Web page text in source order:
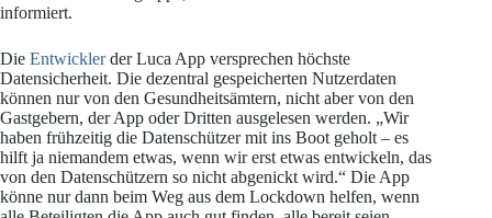
informiert.
Die Entwicklerder Luca App versprechen höchste
Datensicherheit. Die dezentral gespeicherten Nutzerdaten
können nur von den Gesundheitsämtern, nicht aber von den
Gastgebern, der App oder Dritten ausgelesen werden. „Wir
haben frühzeitig die Datenschützer mit ins Boot geholt – es
hilft ja niemandem etwas, wenn wir erst etwas entwickeln, das
von den Datenschützern so nicht abgenickt wird.“ Die App
könne nur dann beim Weg aus dem Lockdown helfen, wenn